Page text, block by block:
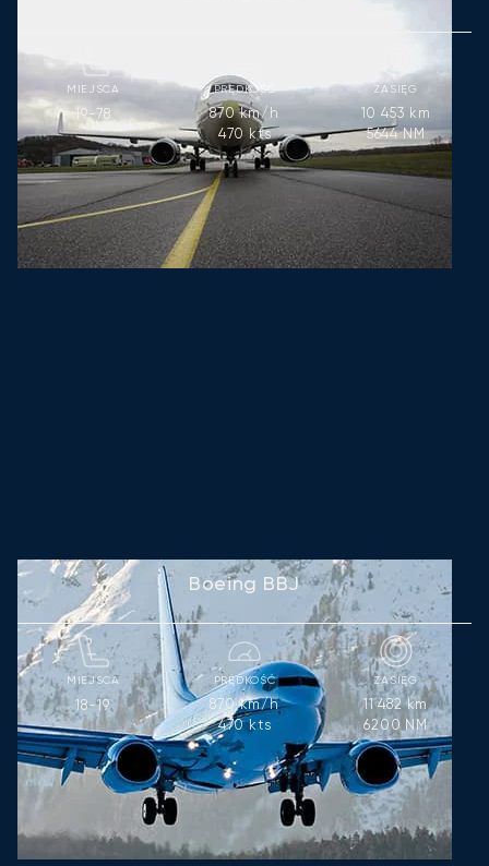
MIEJSCA
19-78
PRĘDKOŚĆ
870km/h
470 kts
ZASIĘG
10 453 km
5644NM
Boeing BBJ
MIEJSCA
18-19
PRĘDKOŚĆ
870km/h
470kts
ZASIĘG
11 482 km
6200 NM